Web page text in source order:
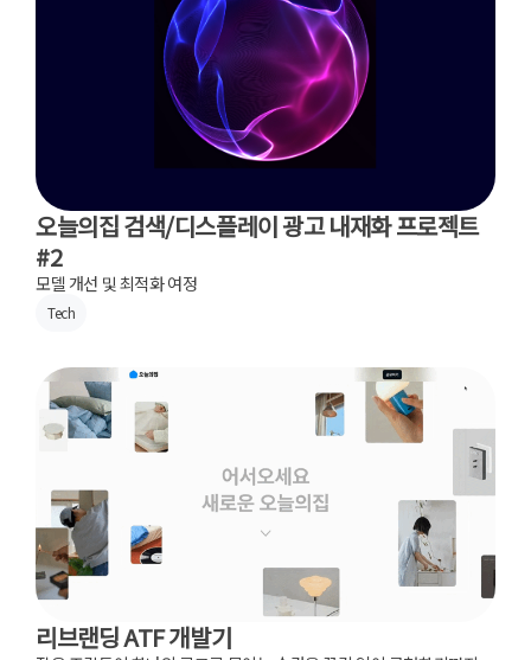
오늘의집 검색/디스플레이 광고 내재화 프로젝트
#2
모델 개선 및 최적화 여정
Tech
리브랜딩 ATF 개발기